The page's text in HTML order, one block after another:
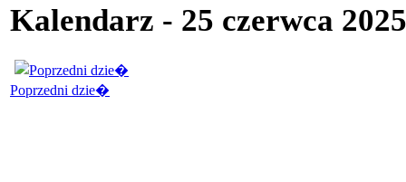
Kalendarz - 25 czerwca
Poprzedni dzie�